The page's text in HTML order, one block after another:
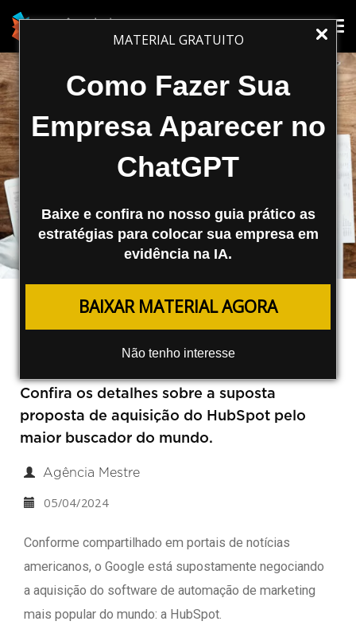
MATERIAL GRATUITO
Como Fazer Sua
Empresa Aparecer no
ChatGPT
Baixe e confira no nosso guia prático as
estratégias para colocar sua empresa em
evidência na IA.
BAIXAR MATERIAL AGORA
Não tenho interesse
Google Planeja Aquisição da
Confira os detalhes sobre a suposta
proposta de aquisição do HubSpot pelo
maior buscador do mundo.
Agência Mestre
05/04/2024
Conforme compartilhado em portais de notícias
americanos, o Google está supostamente negociando
a aquisição do software de automação de marketing
mais popular do mundo: a HubSpot.